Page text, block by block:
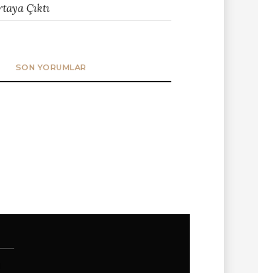
Çıktı
SON YORUMLAR